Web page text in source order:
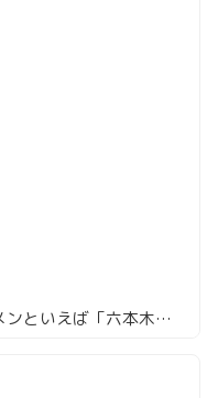
久々の来店、乃木坂の深夜ラーメンといえば「六本木らーめん 東京食品 まる彦」